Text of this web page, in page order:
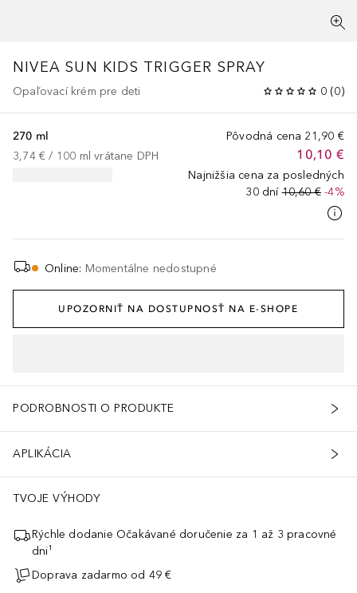
NIVEA SUN KIDS TRIGGER SPRAY
Opaľovací krém pre deti 0 (0)
Pôvodná cena 21,90 €
10,10 €
Najnižšia cena za posledných
30 dní 10,60 € -4%
270 ml
3,74 € / 100 ml vrátane DPH
Online: Momentálne nedostupné
UPOZORNIŤ NA DOSTUPNOSŤ NA E-SHOPE
PODROBNOSTI O PRODUKTE
APLIKÁCIA
TVOJE VÝHODY
Rýchle dodanie Očakávané doručenie za 1 až 3 pracovné
dni¹
Doprava zadarmo od 49 €